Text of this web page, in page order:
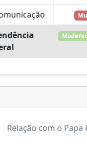
Relação com o Papa